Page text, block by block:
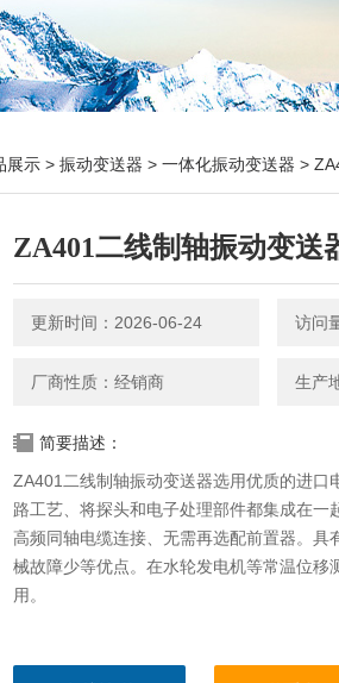
展示 > 振动变送器 > 一体化振动变送器 >
ZA401二线制轴振动变送
更新时间：2026-06-24 访问
厂商性质：经销商 生产
简要描述：
ZA401二线制轴振动变送器选用优质的进口
路工艺、将探头和电子处理部件都集成在一
高频同轴电缆连接、无需再选配前置器。具
械故障少等优点。在水轮发电机等常温位移
用。